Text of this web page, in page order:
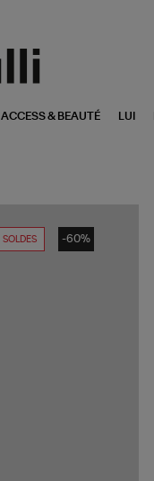
ACCESS & BEAUTÉ LUI
SOLDES -60%